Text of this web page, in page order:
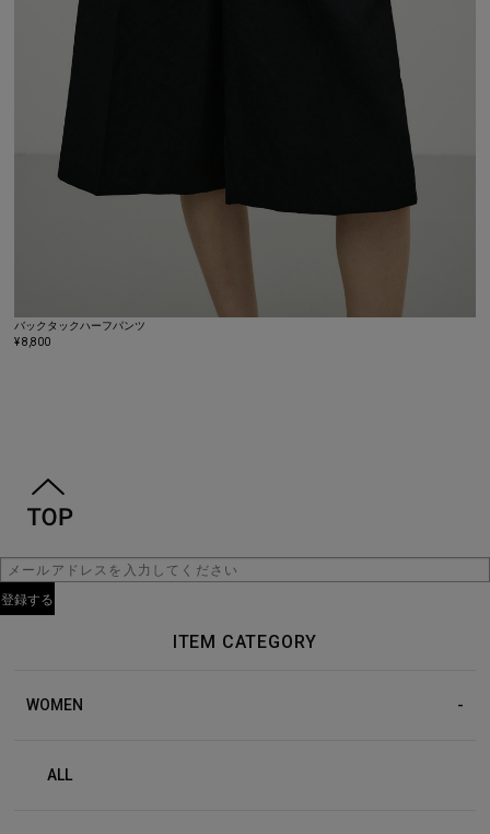
バックタックハーフパンツ
¥ 8,800
ITEM CATEGORY
WOMEN
ALL